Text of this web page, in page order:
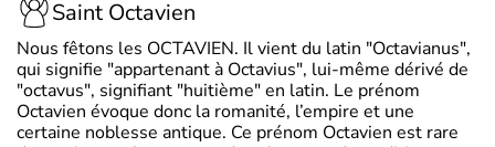
Saint Octavien
Nous fêtons les OCTAVIEN. Il vient du latin "Octavianus",
qui signifie "appartenant à Octavius", lui-même dérivé de
"octavus", signifiant "huitième" en latin. Le prénom
Octavien évoque donc la romanité, l’empire et une
certaine noblesse antique. Ce prénom Octavien est rare